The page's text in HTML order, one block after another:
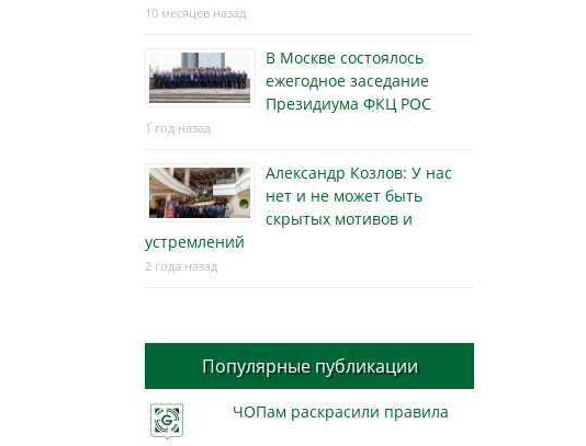
10 месяцев назад
В Москве состоялось
ежегодное заседание
Президиума ФКЦ РОС
1 год назад
Александр Козлов: У нас
нет и не может быть
скрытых мотивов и
устремлений
2 года назад
Популярные публикации
ЧОПам раскрасили правила